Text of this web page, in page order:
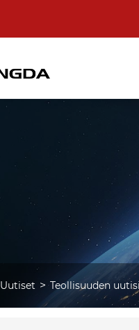
Uutiset Teollisuuden